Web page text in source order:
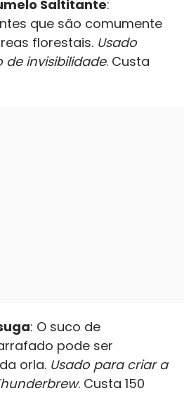
Saltitante:
que são comumente
florestais. Usado
invisibilidade. Custa
: O suco de
pode ser
orla. Usado para criar a
. Custa 150